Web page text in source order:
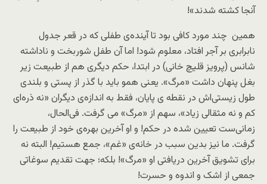
آنجا کشته شدند»!
همین چند مورد کافی بود تا آینده‌ی طفلی که در قعر جدول
نابرابری بر آجر افتاد، معلوم شود! اما آن طفل شوربخت و ناداشته
شانس (پرویز قلیچ خانی) در ابتدا، حکم دیگری هم از طبیعت زیر
بغل پنهان داشت «مرگ». یعنی همو باید با گذر از پستی و بلندی
طول زیستی‌اش در نقطه ی پایان، فقط به اندازه‌ی دیگران «نه ذره‌ای
کم و نه مثقالی زیاد»، سهم از «مرگ» می گرفت. فی‌الحال،
زمانی‌ست تعیین شده در حکم! و او آخرین بهره‌ی خود از طبیعت را
گرفت. ما نیز بدین سبب در خانه‌ی «غم»، جمع هستیم! البته نه
برای تشویق آخرین دریافتی او «مرگ»! بلکه؛ جهت تقدیم سوغاتی
جمعی از اشک و اندوه و حسرت!